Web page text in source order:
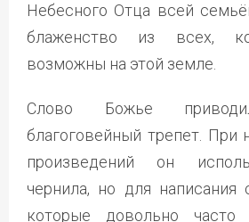
Небесного Отца всей
блаженство из всех,
возможны на этой земле.
Слово Божье
благоговейный трепет. При
произведений он
чернила, но для написания
которые довольно часто